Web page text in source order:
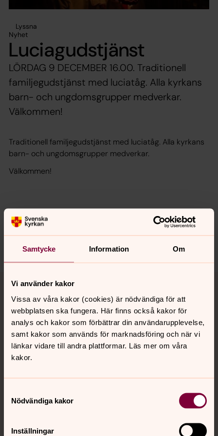
Samtycke Information Om
Vi använder kakor
Vissa av våra kakor (cookies) är nödvändiga för att
webbplatsen ska fungera. Här finns också kakor för
analys och kakor som förbättrar din användarupplevelse,
samt kakor som används för marknadsföring och när vi
länkar vidare till andra plattformar. Läs mer om våra
kakor.
Nödvändiga kakor
Inställningar
Lyssna
Nyhet
Luciagudstjänst
LÖRDAG 9 DECEMBER 16.00. Traditionell
familjegudstjänst med luciatåg. Alla kyrkans
barn- och ungdomsgrupper medverkar.
Välkommen!
Traditionell familjegudstjänst med luciatåg. Alla kyrkans
barn- och ungdomsgrupper medverkar.
Välkommen!
Synpunkter eller frågor på sidans
innehåll?
nora.tarnsjo.forsamling@svenskakyrkan.se
Kontakt
Kalender
Hitta snabbt